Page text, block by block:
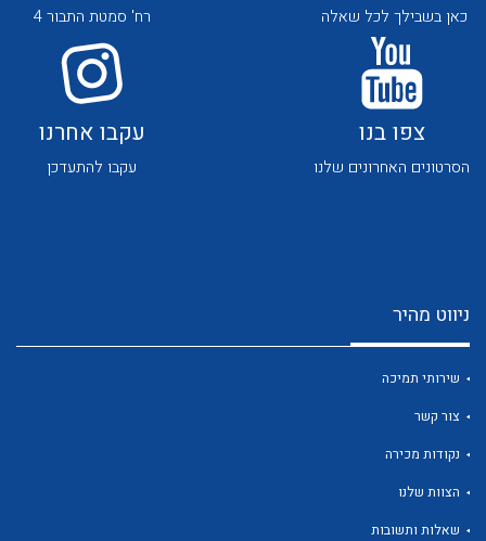
לכל מוצרי היצרן לכל מוצרי היצרן
לכל מוצרי היצרן
כאן בשבילך לכל שאלה רח' סמטת התבור 4
צפו בנו
הסרטונים האחרונים שלנו
עקבו אחרנו
עקבו להתעדכן
ניווט מהיר
שירותי תמיכה
צור קשר
נקודות מכירה
הצוות שלנו
שאלות ותשובות